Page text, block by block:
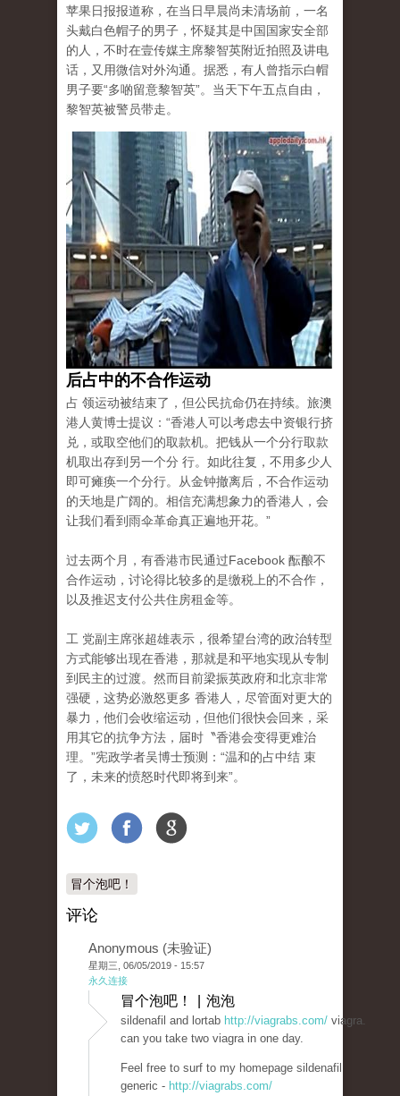
苹果日报报道称，在当日早晨尚未清场前，一名
头戴白色帽子的男子，怀疑其是中国国家安全部
的人，不时在壹传媒主席黎智英附近拍照及讲电
话，又用微信对外沟通。据悉，有人曾指示白帽
男子要“多啲留意黎智英”。当天下午五点自由，
黎智英被警员带走。
后占中的不合作运动
占 领运动被结束了，但公民抗命仍在持续。旅澳
港人黄博士提议：“香港人可以考虑去中资银行挤
兑，或取空他们的取款机。把钱从一个分行取款
机取出存到另一个分 行。如此往复，不用多少人
即可瘫痪一个分行。从金钟撤离后，不合作运动
的天地是广阔的。相信充满想象力的香港人，会
让我们看到雨伞革命真正遍地开花。”
过去两个月，有香港市民通过Facebook 酝酿不
合作运动，讨论得比较多的是缴税上的不合作 ，
以及推迟支付公共住房租金等。
工 党副主席张超雄表示，很希望台湾的政治转型
方式能够出现在香港，那就是和平地实现从专制
到民主的过渡。然而目前梁振英政府和北京非常
强硬，这势必激怒更多 香港人，尽管面对更大的
暴力，他们会收缩运动，但他们很快会回来，采
用其它的抗争方法，届时〝香港会变得更难治
理。”宪政学者吴博士预测：“温和的占中结 束
了，未来的愤怒时代即将到来”。
冒个泡吧！
评论
Anonymous (未验证)
星期三, 06/05/2019 - 15:57
永久连接
冒个泡吧！ | 泡泡
sildenafil and lortab http://viagrabs.com/ viagra.
can you take two viagra in one day.
Feel free to surf to my homepage sildenafil
generic - http://viagrabs.com/